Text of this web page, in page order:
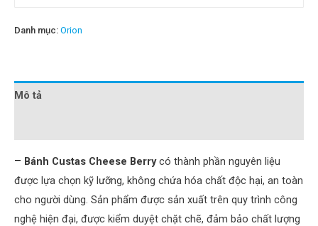
Danh mục: Orion
Mô tả
– Bánh Custas Cheese Berrycó thành phần nguyên liệu
được lựa chọn kỹ lưỡng, không chứa hóa chất độc hại, an toàn
cho người dùng. Sản phẩm được sản xuất trên quy trình công
nghệ hiện đại, được kiểm duyệt chặt chẽ, đảm bảo chất lượng